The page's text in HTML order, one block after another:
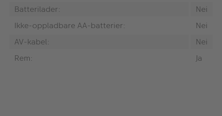
Batterilader:
Nei
Ikke-oppladbare AA-batterier:
Nei
AV-kabel:
Nei
Rem:
Ja